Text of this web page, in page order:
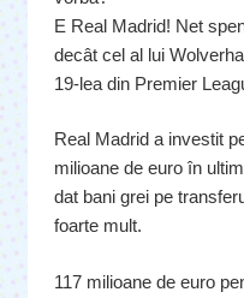
E Real Madrid! Net
decât cel al lui
19-lea din Premier
Real Madrid a investit
milioane de euro în
dat bani grei pe
foarte mult.
117 milioane de euro